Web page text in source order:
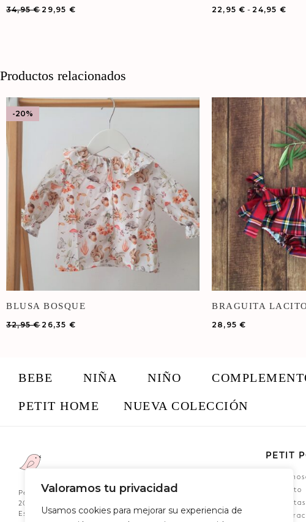
Valoramos tu privacidad
Usamos cookies para mejorar su experiencia de
34,95€ 29,95 € 22,95€ - 24,95 €
Productos relacionados
-20%
BLUSA BOSQUE
32,95€ 26,35 €
BRAGUITA
28,95€
BEBE NIÑA NIÑO
PETIT HOME NUEVA COLECCIÓN
Petit Poussin ® lleva ofreciendo desde
2018 prendas únicas hechas a mano en
España con la mejor calidad y diseño.
PETIT
Sobre
Contacto